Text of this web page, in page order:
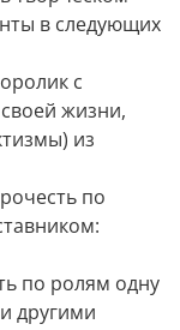
в следующих
с
жизни,
из
по
по ролям одну
другими